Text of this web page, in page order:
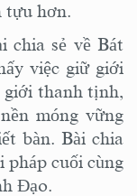
tựu hơn.
chia sẻ về Bát
việc giữ giới
thanh tịnh,
móng vững
bàn. Bài chia
pháp cuối cùng
Đạo.